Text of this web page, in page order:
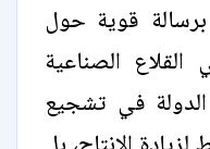
قوية حول
القلاع الصناعية
في تشجيع